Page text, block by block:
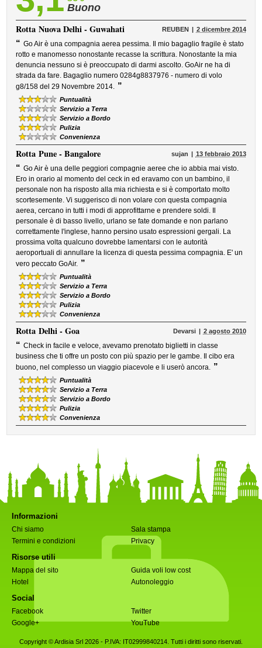
Buono
RottaNuova Delhi - Guwahati REUBEN 2 dicembre 2014
“ Go Air è una compagnia aerea pessima. Il mio bagaglio fragile è stato
rotto e manomesso nonostante recasse la scrittura. Nonostante la mia
denuncia nessuno si è preoccupato di darmi ascolto. GoAir ne ha di
strada da fare. Bagaglio numero 0284g8837976 - numero di volo
g8/158 del 29 Novembre 2014. ”
Puntualità
Servizio a Terra
Servizio a Bordo
Pulizia
Convenienza
RottaPune - Bangalore sujan 13 febbraio 2013
“ Go Air è una delle peggiori compagnie aeree che io abbia mai visto.
Ero in orario al momento del ceck in ed eravamo con un bambino, il
personale non ha risposto alla mia richiesta e si è comportato molto
scortesemente. Vi suggerisco di non volare con questa compagnia
aerea, cercano in tutti i modi di approfittarne e prendere soldi. Il
personale è di basso livello, urlano se fate domande e non parlano
correttamente l'inglese, hanno persino usato espressioni gergali. La
prossima volta qualcuno dovrebbe lamentarsi con le autorità
aeroportuali di annullare la licenza di questa pessima compagnia. E' un
vero peccato GoAir. ”
Puntualità
Servizio a Terra
Servizio a Bordo
Pulizia
Convenienza
RottaDelhi - Goa Devarsi 2 agosto 2010
“ Check in facile e veloce, avevamo prenotato biglietti in classe
business che ti offre un posto con più spazio per le gambe. Il cibo era
buono, nel complesso un viaggio piacevole e li userò ancora. ”
Puntualità
Servizio a Terra
Servizio a Bordo
Pulizia
Convenienza
Informazioni
Chi siamo
Sala stampa
Termini e condizioni
Privacy
Risorse utili
Mappa del sito
Guida voli low cost
Hotel
Autonoleggio
Social
Facebook
Twitter
Google+
YouTube
Copyright © Ardisia Srl 2026 - P.IVA: IT02999840214. Tutti i diritti sono riservati.